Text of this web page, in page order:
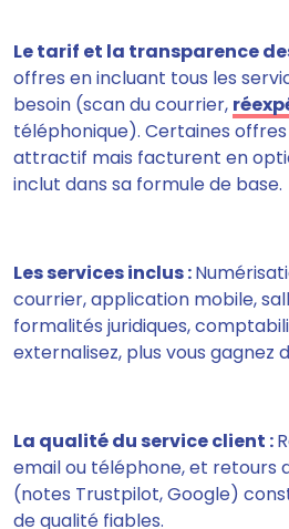
Le tarif et la transparence
offres en incluant tous les
besoin (scan du courrier,
téléphonique). Certaines
attractif mais facturent en
inclut dans sa formule de base.
Les services inclus :
courrier, application mobile,
formalités juridiques,
externalisez, plus vous gagnez
La qualité du service client :
email ou téléphone, et retours
(notes Trustpilot, Google)
de qualité fiables.